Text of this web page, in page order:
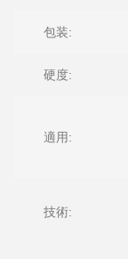
包装:
硬度:
適用:
技術: